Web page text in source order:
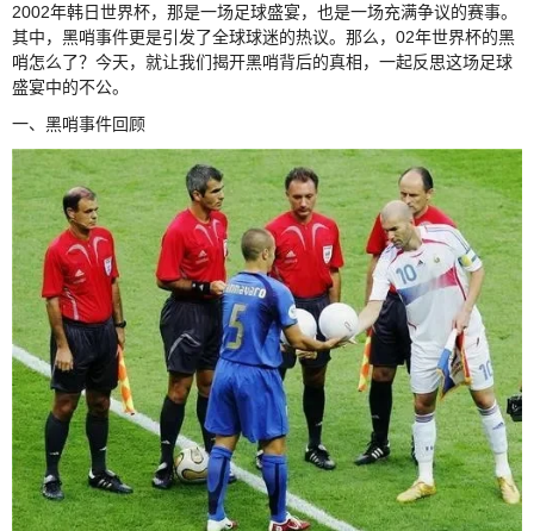
2002年韩日世界杯，那是一场足球盛宴，也是一场充满争议的赛事。
其中，黑哨事件更是引发了全球球迷的热议。那么，02年世界杯的黑
哨怎么了？今天，就让我们揭开黑哨背后的真相，一起反思这场足球
盛宴中的不公。
一、黑哨事件回顾